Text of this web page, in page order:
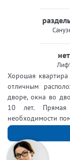
нет
Хорошая
отличным
дворе, окна во
10 лет.
необходимости